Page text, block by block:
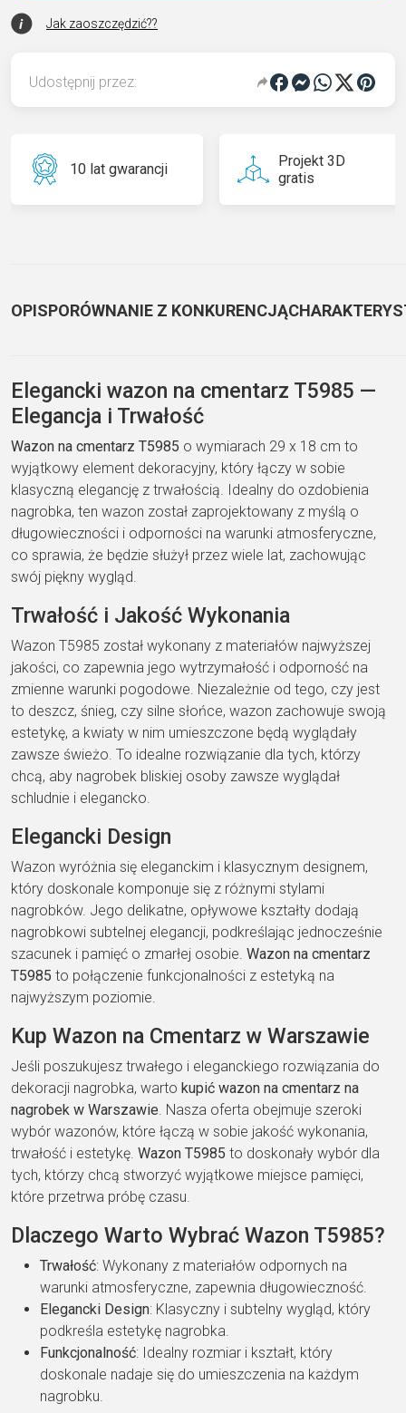
Jak zaoszczędzić??
Udostępnij przez:
10 lat gwarancji
Projekt 3D
gratis
OPISPORÓWNANIE Z KONKURENCJĄ
Elegancki wazon na cmentarz T5985 —
Elegancja i Trwałość
Wazon na cmentarz T5985 o wymiarach 29 x 18 cm to
wyjątkowy element dekoracyjny, który łączy w sobie
klasyczną elegancję z trwałością. Idealny do ozdobienia
nagrobka, ten wazon został zaprojektowany z myślą o
długowieczności i odporności na warunki atmosferyczne,
co sprawia, że będzie służył przez wiele lat, zachowując
swój piękny wygląd.
Trwałość i Jakość Wykonania
Wazon T5985 został wykonany z materiałów najwyższej
jakości, co zapewnia jego wytrzymałość i odporność na
zmienne warunki pogodowe. Niezależnie od tego, czy jest
to deszcz, śnieg, czy silne słońce, wazon zachowuje swoją
estetykę, a kwiaty w nim umieszczone będą wyglądały
zawsze świeżo. To idealne rozwiązanie dla tych, którzy
chcą, aby nagrobek bliskiej osoby zawsze wyglądał
schludnie i elegancko.
Elegancki Design
Wazon wyróżnia się eleganckim i klasycznym designem,
który doskonale komponuje się z różnymi stylami
nagrobków. Jego delikatne, opływowe kształty dodają
nagrobkowi subtelnej elegancji, podkreślając jednocześnie
szacunek i pamięć o zmarłej osobie. Wazon na cmentarz
T5985 to połączenie funkcjonalności z estetyką na
najwyższym poziomie.
Kup Wazon na Cmentarz w Warszawie
Jeśli poszukujesz trwałego i eleganckiego rozwiązania do
dekoracji nagrobka, warto kupić wazon na cmentarz na
nagrobek w Warszawie . Nasza oferta obejmuje szeroki
wybór wazonów, które łączą w sobie jakość wykonania,
trwałość i estetykę. Wazon T5985 to doskonały wybór dla
tych, którzy chcą stworzyć wyjątkowe miejsce pamięci,
które przetrwa próbę czasu.
Dlaczego Warto Wybrać Wazon T5985?
Trwałość: Wykonany z materiałów odpornych na
warunki atmosferyczne, zapewnia długowieczność.
Elegancki Design: Klasyczny i subtelny wygląd, który
podkreśla estetykę nagrobka.
Funkcjonalność: Idealny rozmiar i kształt, który
doskonale nadaje się do umieszczenia na każdym
nagrobku.